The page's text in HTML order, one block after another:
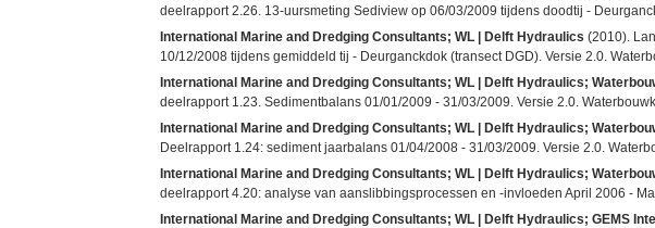
deelrapport 2.26. 13-uursmeting Sediview op 06/03/2009 tijdens doodtij -
International Marine and Dredging Consultants; WL | Delft Hydraulics (2010).
10/12/2008 tijdens gemiddeld tij - Deurganckdok (transect DGD). Versie 2.0.
International Marine and Dredging Consultants; WL | Delft Hydraulics;
deelrapport 1.23. Sedimentbalans 01/01/2009 - 31/03/2009. Versie 2.0.
International Marine and Dredging Consultants; WL | Delft Hydraulics;
Deelrapport 1.24: sediment jaarbalans 01/04/2008 - 31/03/2009. Versie 2.0.
International Marine and Dredging Consultants; WL | Delft Hydraulics;
deelrapport 4.20: analyse van aanslibbingsprocessen en -invloeden April 2006 -
International Marine and Dredging Consultants; WL | Delft Hydraulics; GEMS